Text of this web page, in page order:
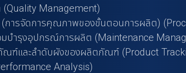
Management)
(การจัดการคุณภาพของขั้นตอนการผลิต)
มบำรุงอุปกรณ์การผลิต (Maintenance
ฑ์และลำดับผังของผลิตภัณฑ์ (Product
Analysis)